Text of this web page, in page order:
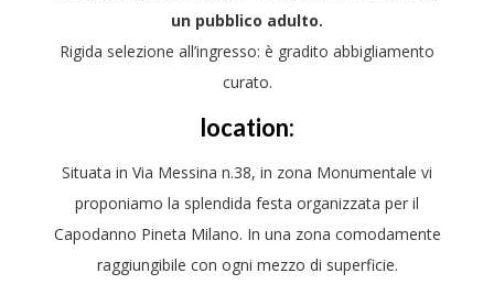
un pubblico adulto.
Rigida selezione all’ingresso: è gradito abbigliamento
curato.
location:
Situata in Via Messina n.38, in zona Monumentale vi
proponiamo la splendida festa organizzata per il
Capodanno Pineta Milano. In una zona comodamente
raggiungibile con ogni mezzo di superficie.